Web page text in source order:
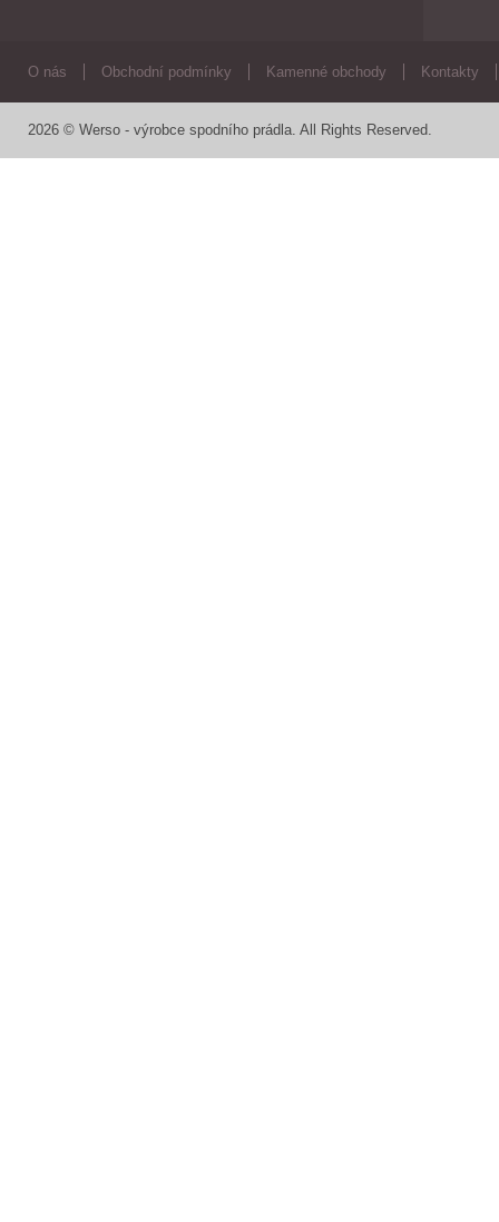
O nás Obchodní podmínky Kamenné obchody Kontakty
2026 © Werso - výrobce spodního prádla. All Rights Reserved.